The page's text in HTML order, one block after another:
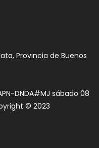
Provincia de Buenos
DNDA#MJ sábado 08
© 2023